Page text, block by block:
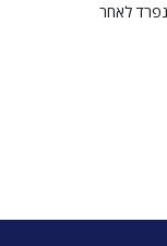
בנפרד לאחר